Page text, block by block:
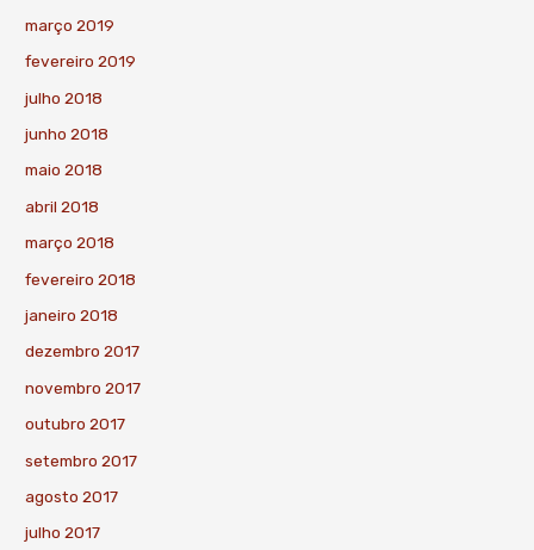
março 2019
fevereiro 2019
julho 2018
junho 2018
maio 2018
abril 2018
março 2018
fevereiro 2018
janeiro 2018
dezembro 2017
novembro 2017
outubro 2017
setembro 2017
agosto 2017
julho 2017